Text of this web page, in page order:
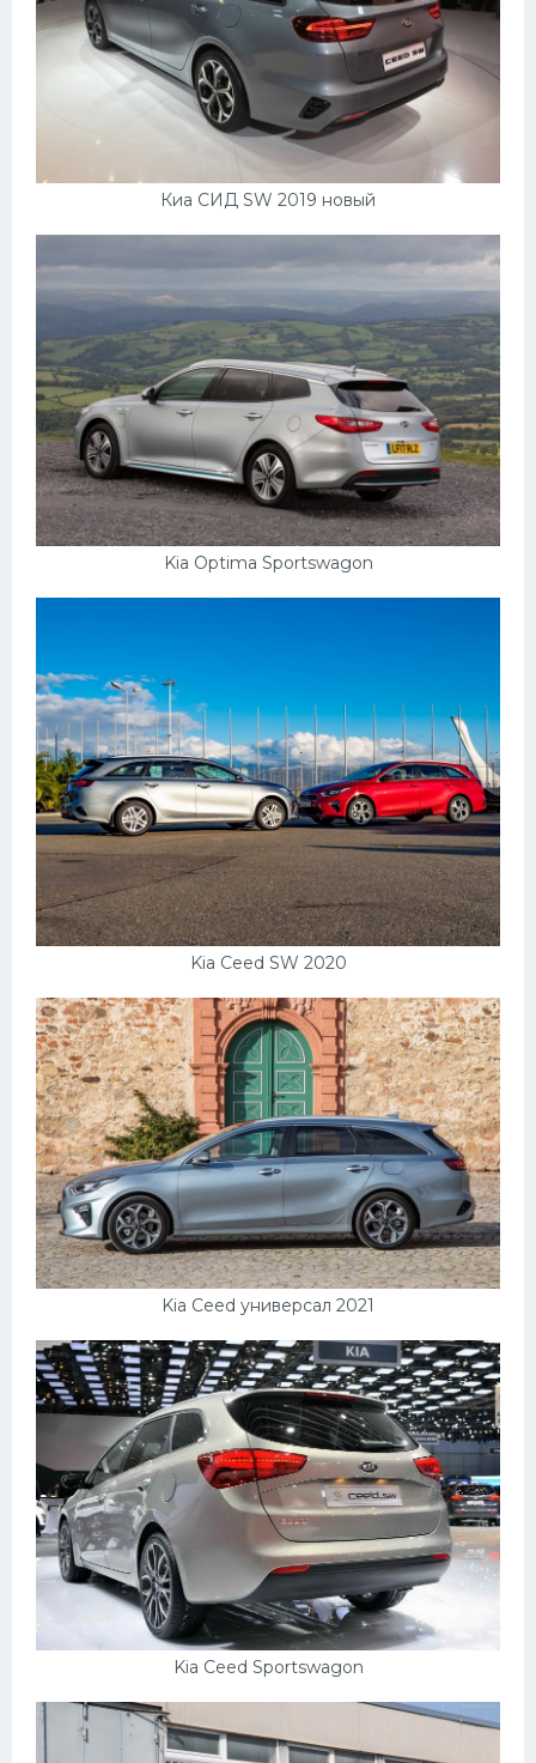
Киа СИД SW 2019 новый
Kia Optima Sportswagon
Kia Ceed SW 2020
Kia Ceed универсал 2021
Kia Ceed Sportswagon